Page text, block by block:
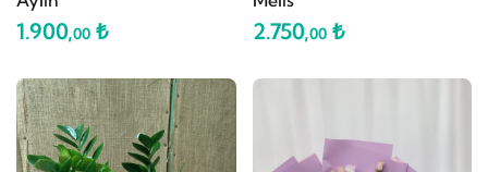
1.900,00 ₺ 2.750,00₺